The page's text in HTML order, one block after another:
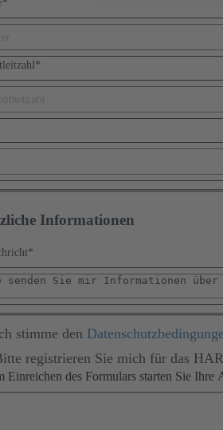
*
*
Informationen
*
stimme den
registrieren Sie mich für das
Einreichen des Formulars starten Sie